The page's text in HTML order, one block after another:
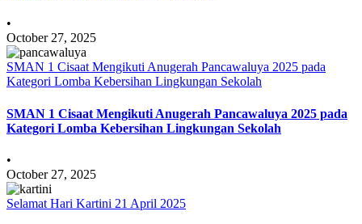
•
October 27, 2025
SMAN 1 Cisaat Mengikuti Anugerah Pancawaluya 2025 pada
Kategori Lomba Kebersihan Lingkungan Sekolah
SMAN 1 Cisaat Mengikuti Anugerah Pancawaluya 2025 pada
Kategori Lomba Kebersihan Lingkungan Sekolah
•
October 27, 2025
Selamat Hari Kartini 21 April 2025